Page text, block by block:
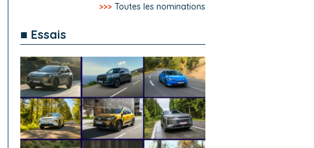
>>> Toutes les nominations
■ Essais